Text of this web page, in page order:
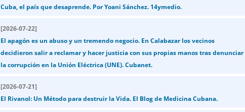
Cuba, el país que desaprende. Por Yoani Sánchez. 14ymedio.
[2026-07-22]
El apagón es un abuso y un tremendo negocio. En Calabazar los vecinos
decidieron salir a reclamar y hacer justicia con sus propias manos tras denunciar
la corrupción en la Unión Eléctrica (UNE). Cubanet.
[2026-07-21]
El Rivanol: Un Método para destruir la Vida. El Blog de Medicina Cubana.